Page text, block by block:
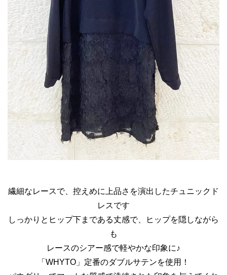
繊細なレースで、控えめに上品さを演出したチュニックド
レスです
しっかりとヒップ下まである丈感で、ヒップを隠しながら
も
レースのシアー感で軽やかな印象に♪
「WHYTO」定番のダブルサテンを使用！